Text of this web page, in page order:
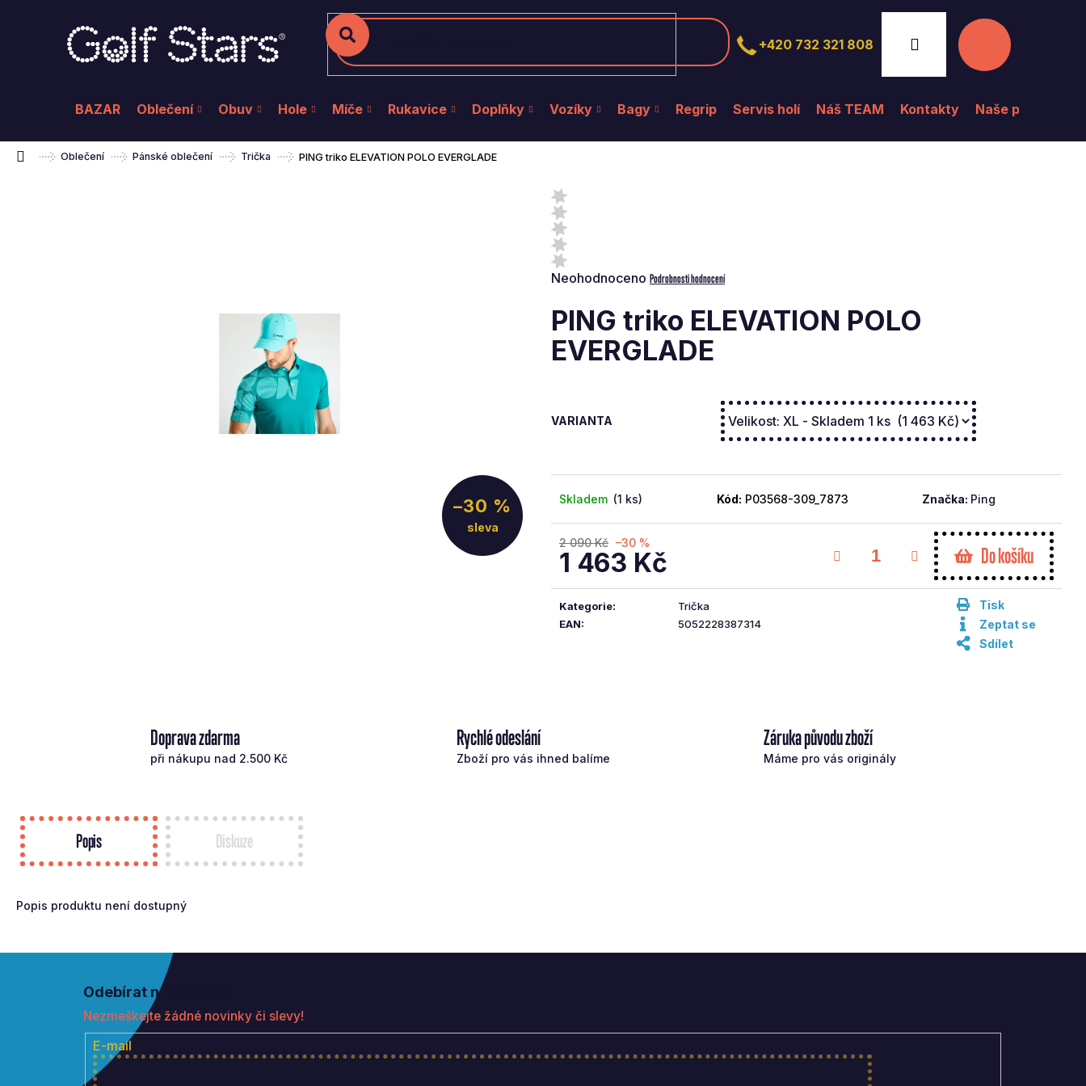
Hledat
BAZAR Oblečení Obuv Hole Míče Rukavice Doplňky Vozíky Bagy Regrip Servis holí Náš TEAM Kontakty Naše prodejna
+420 732 321 808 Přihlášení Nákupní
Domů Oblečení Pánské oblečení Trička PING triko ELEVATION POLO EVERGLADE
Průměrné
je
0,0
Neohodnoceno Podrobnosti hodnocení
PING triko ELEVATION POLO
EVERGLADE
VARIANTA
Skladem (1 ks) Kód: P03568-309_7873 Značka: Ping
2 090 Kč –30 %
1 463 Kč Do košíku
Kategorie:
Trička
EAN: 5052228387314
Tisk
Zeptat se
Sdílet
–30 %
Doprava zdarma
při nákupu nad 2.500 Kč
Rychlé odeslání
Zboží pro vás ihned balíme
Záruka původu zboží
Máme pro vás originály
Popis Diskuze
Popis produktu není dostupný
Zpětdo
obchodu
Zpětdo
obchodu
Odebírat newsletter
Nezmeškejte žádné novinky či slevy!
E-mail